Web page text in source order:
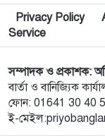
পপুলার
সম্মেলন ও
৯
আবু সাঈদ
রশীদকে
১০
দোহারের
১১
Privacy Policy
Service
সম্পাদক ও প্রকাশক:
বার্তা ও বানিজ্যিক
ফোন: 01641 30 40
ই-